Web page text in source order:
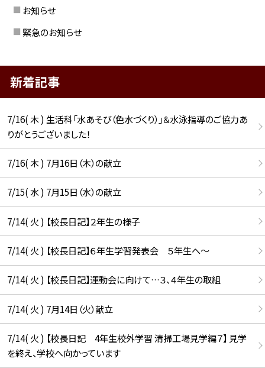
お知らせ
緊急のお知らせ
新着記事
7/16( 木 ) 生活科「水あそび（色水づくり）」＆水泳指導のご協力あ
りがとうございました！
7/16( 木 ) 7月16日（木）の献立
7/15( 水 ) 7月15日（水）の献立
7/14( 火 ) 【校長日記】２年生の様子
7/14( 火 ) 【校長日記】６年生学習発表会 ５年生へ〜
7/14( 火 ) 【校長日記】運動会に向けて…３、４年生の取組
7/14( 火 ) 7月14日（火）献立
7/14( 火 ) 【校長日記 4年生校外学習 清掃工場見学編７】 見学
を終え、学校へ向かっています